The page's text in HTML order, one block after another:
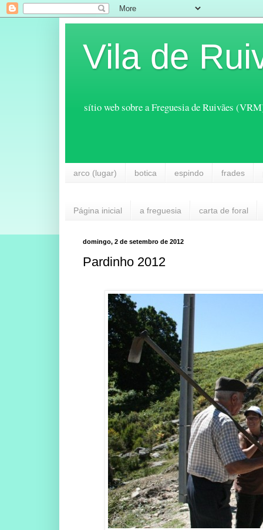
Vila de
sítio web sobre a Freguesia de Ruivães
arco (lugar) botica espindo frades
Página inicial a freguesia carta de foral
domingo, 2 de setembro de 2012
Pardinho 2012